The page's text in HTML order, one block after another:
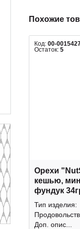
Похожие
Код: 00-
Остаток: 5
Орехи
кешью,
фундук
КДВ
Тип изделия:
Доп. опис...